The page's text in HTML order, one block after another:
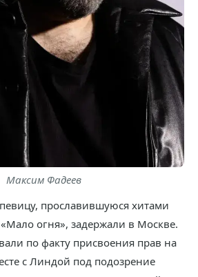
Максим Фадеев
прославившуюся хитами
огня», задержали в Москве.
по факту присвоения прав на
с Линдой под подозрение